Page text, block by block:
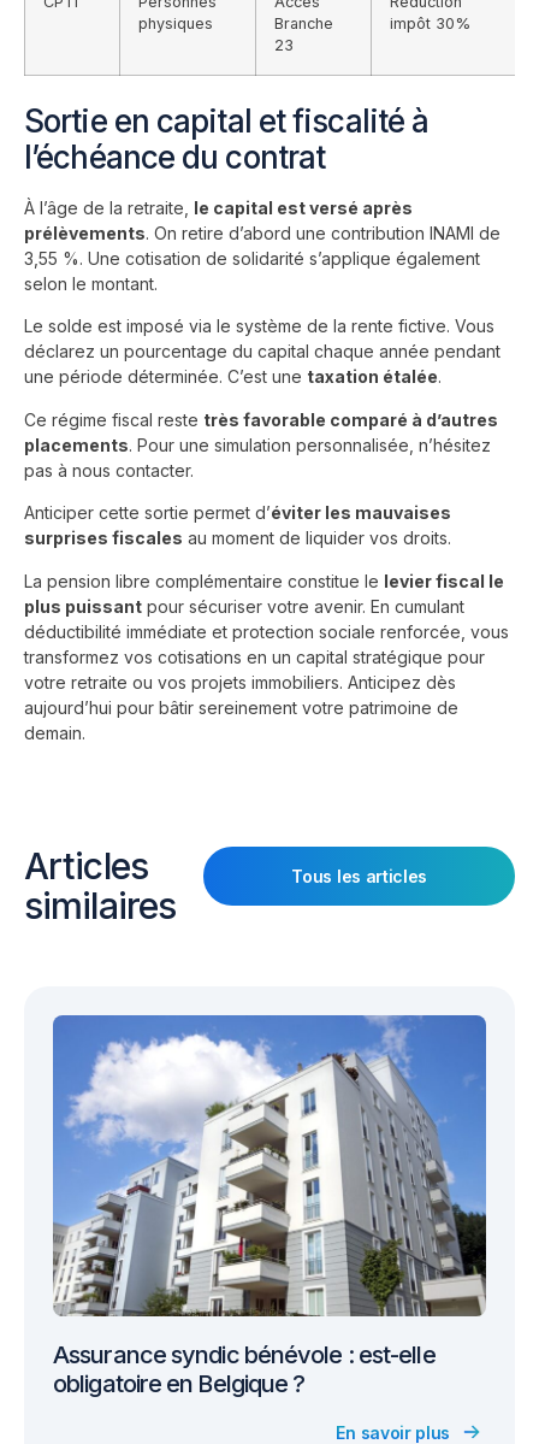
physiques
Branche
23
impôt 30%
Sortie en capital et fiscalité à
l’échéance du contrat
À l’âge de la retraite, le capital est versé après
prélèvements. On retire d’abord une contribution INAMI de
3,55 %. Une cotisation de solidarité s’applique également
selon le montant.
Le solde est imposé via le système de la rente fictive. Vous
déclarez un pourcentage du capital chaque année pendant
une période déterminée. C’est une taxation étalée.
Ce régime fiscal reste très favorable comparé à d’autres
placements. Pour une simulation personnalisée, n’hésitez
pas à nous contacter.
Anticiper cette sortie permet d’éviter les mauvaises
surprises fiscales au moment de liquider vos droits.
La pension libre complémentaire constitue le levier fiscal le
plus puissant pour sécuriser votre avenir. En cumulant
déductibilité immédiate et protection sociale renforcée, vous
transformez vos cotisations en un capital stratégique pour
votre retraite ou vos projets immobiliers. Anticipez dès
aujourd’hui pour bâtir sereinement votre patrimoine de
demain.
Articles
similaires
Tous les articles
Assurance syndic bénévole : est-elle
obligatoire en Belgique ?
En savoir plus